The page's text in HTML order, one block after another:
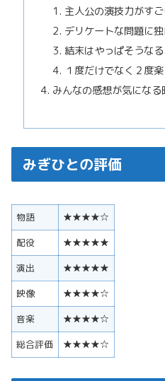
主人公の演技力がすご
デリケートな問題に
結末はやっぱそうな
１度だけでなく２度
みんなの感想が気になる
みぎひとの評価
物語
★★★★☆
配役
★★★★★
演出
★★★★★
映像
★★★★☆
音楽
★★★★☆
総合評価
★★★★☆